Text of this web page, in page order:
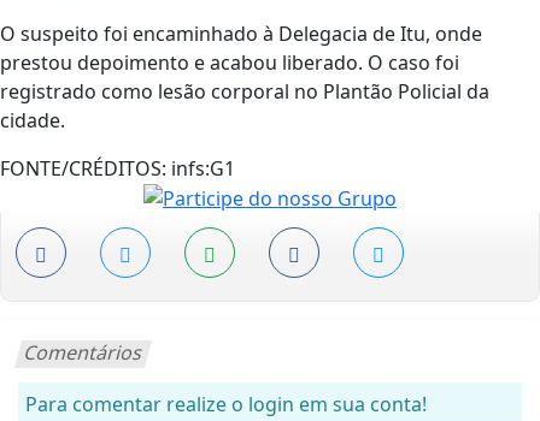
O suspeito foi encaminhado à Delegacia de Itu, onde
prestou depoimento e acabou liberado. O caso foi
registrado como lesão corporal no Plantão Policial da
cidade.
FONTE/CRÉDITOS: infs:G1
Comentários
Para comentar realize o login em sua conta!